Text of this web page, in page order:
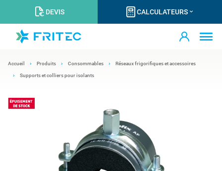
DEVIS CALCULATEURS
Accueil Produits Consommables Réseaux frigorifiques et accessoires
Supports et colliers pour isolants